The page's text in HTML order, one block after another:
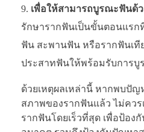
เพื่อให้สามารถบูรณะฟันด้
รักษารากฟันเป็นขั้นตอนแรก
ฟัน สะพานฟัน หรือรากฟันเที
ประสาทฟันให้พร้อมรับการ
ด้วยเหตุผลเหล่านี้ หากพบปัญ
สภาพของรากฟันแล้ว ไม่ควร
รากฟันโดยเร็วที่สุด เพื่อป้อง